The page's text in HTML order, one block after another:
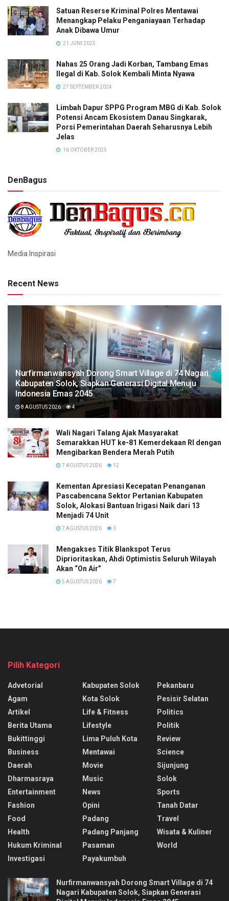
Satuan Reserse Kriminal Polres Mentawai
Menangkap Pelaku Penganiayaan Terhadap
Anak Dibawa Umur
21 JUNI 2025
Nahas 25 Orang Jadi Korban, Tambang Emas
Ilegal di Kab. Solok Kembali Minta Nyawa
27 SEPTEMBER 2024
Limbah Dapur SPPG Program MBG di Kab. Solok
Potensi Ancam Ekosistem Danau Singkarak,
Porsi Pemerintahan Daerah Seharusnya Lebih
Jelas
16 OKTOBER 2025
DenBagus
Media Inspirasi
Recent News
Nurfirmanwansyah Dorong Smart Village di 74 Nagari
Kabupaten Solok, Siapkan Generasi Digital Menuju
Indonesia Emas 2045
8 AGUSTUS 2026 4
Wali Nagari Talang Ajak Masyarakat
Semarakkan HUT ke-81 Kemerdekaan RI dengan
Mengibarkan Bendera Merah Putih
7 AGUSTUS 2026 12
Kementan Apresiasi Kecepatan Penanganan
Pascabencana Sektor Pertanian Kabupaten
Solok, Alokasi Bantuan Irigasi Naik dari 13
Menjadi 74 Unit
7 AGUSTUS 2026 3
Mengakses Titik Blankspot Terus
Diprioritaskan, Ahdi Optimistis Seluruh Wilayah
Akan “On Air”
5 AGUSTUS 2026 7
Pilih Kategori
Advetorial
Agam
Artikel
Berita Utama
Bukittinggi
Business
Daerah
Dharmasraya
Entertainment
Fashion
Food
Health
Hukum Kriminal
Investigasi
Kabupaten Solok
Kota Solok
Life & Fitness
Lifestyle
Lima Puluh Kota
Mentawai
Movie
Music
News
Opini
Padang
Padang Panjang
Pasaman
Payakumbuh
Pekanbaru
Pesisir Selatan
Politics
Politik
Review
Science
Sijunjung
Solok
Sports
Tanah Datar
Travel
Wisata & Kuliner
World
Nurfirmanwansyah Dorong Smart Village di 74
Nagari Kabupaten Solok, Siapkan Generasi